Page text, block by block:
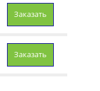
Заказать
Заказать